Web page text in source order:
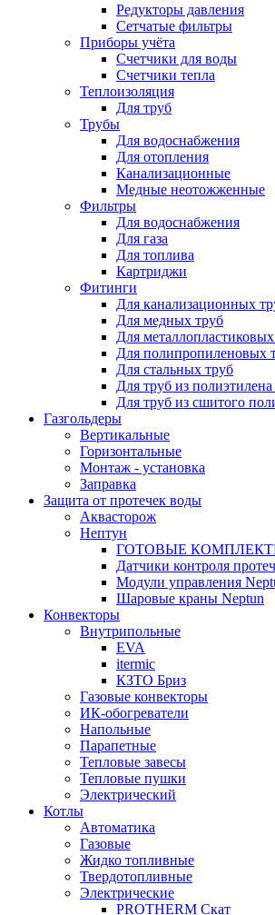
Редукторы давления
Сетчатые фильтры
Приборы учёта
Счетчики для воды
Счетчики тепла
Теплоизоляция
Для труб
Трубы
Для водоснабжения
Для отопления
Канализационные
Медные неотожженные
Фильтры
Для водоснабжения
Для газа
Для топлива
Картриджи
Фитинги
Для канализационных
Для медных труб
Для
Для полипропиленовых
Для стальных труб
Для труб из
Для труб из сшитого
Газгольдеры
Вертикальные
Горизонтальные
Монтаж - установка
Заправка
Защита от протечек воды
Аквасторож
Нептун
ГОТОВЫЕ
Датчики контроля
Модули управления
Шаровые краны Neptun
Конвекторы
Внутрипольные
EVA
itermic
КЗТО Бриз
Газовые конвекторы
ИК-обогреватели
Напольные
Парапетные
Тепловые завесы
Тепловые пушки
Электрический
Котлы
Автоматика
Газовые
Жидко топливные
Твердотопливные
Электрические
PROTHERM Скат